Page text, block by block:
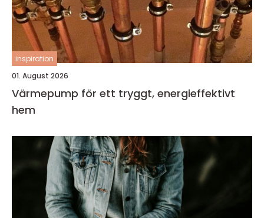
inspiration
01. August 2026
Värmepump för ett tryggt, energieffektivt
hem